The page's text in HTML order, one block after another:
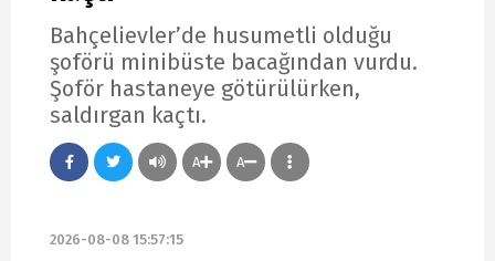
Bahçelievler’de husumetli olduğu
şoförü minibüste bacağından vurdu.
Şoför hastaneye götürülürken,
saldırgan kaçtı.
A A
2026-08-08 15:57:15